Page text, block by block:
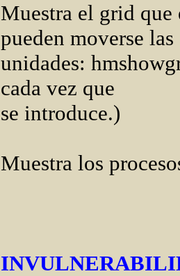
Muestra el grid que
pueden moverse las
unidades:
cada vez que
se introduce.)
Muestra los